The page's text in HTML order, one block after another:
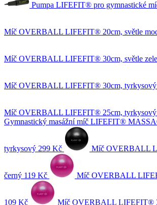
Pumpa LIFEFIT® pro gymnastické
Míč OVERBALL LIFEFIT® 20cm, světle
Míč OVERBALL LIFEFIT® 30cm, světle
Míč OVERBALL LIFEFIT® 30cm, tyrkysový
Míč OVERBALL LIFEFIT® 25cm, tyrkysový
Gymnastický masážní míč LIFEFIT®
tyrkysový 299 Kč Míč OVERBALL
černý 119 Kč Míč OVERBALL
109 Kč Míč OVERBALL LIFEFIT®